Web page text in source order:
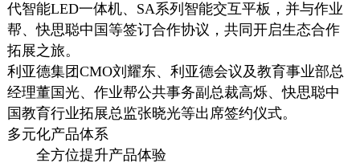
代智能LED一体机、SA系列智能交互平板，并与作业
帮、快思聪中国等签订合作协议，共同开启生态合作
拓展之旅。
利亚德集团CMO刘耀东、利亚德会议及教育事业部总
经理董国光、作业帮公共事务副总裁高烁、快思聪中
国教育行业拓展总监张晓光等出席签约仪式。
多元化产品体系
全方位提升产品体验